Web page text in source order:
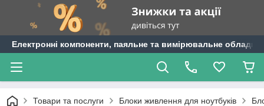
Електронні компоненти, паяльне та вимірювальне
Товари та послуги Блоки живлення для ноутбуків